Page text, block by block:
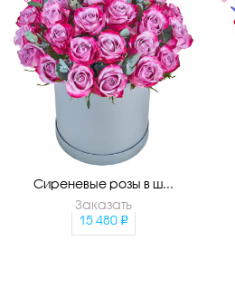
Сиреневые розы в ш...
Заказать
15 480